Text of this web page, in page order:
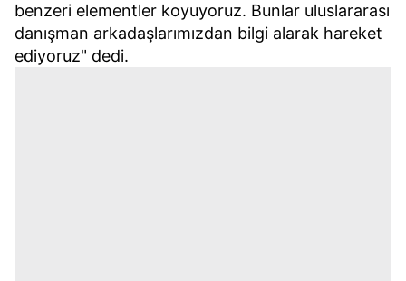
benzeri elementler koyuyoruz. Bunlar uluslararası
danışman arkadaşlarımızdan bilgi alarak hareket
ediyoruz" dedi.